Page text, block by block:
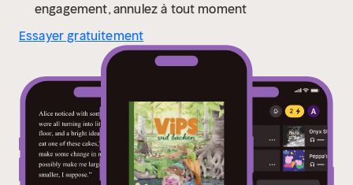
engagement, annulez à tout moment
Essayer gratuitement